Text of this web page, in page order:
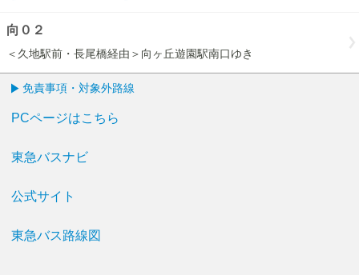
向０２
＜久地駅前・長尾橋経由＞向ヶ丘遊園駅南口ゆき
免責事項・対象外路線
PCページはこちら
東急バスナビ
公式サイト
東急バス路線図